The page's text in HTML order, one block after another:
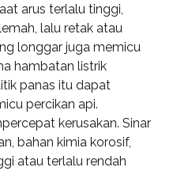
arus terlalu tinggi,
lalu retak atau
longgar juga memicu
hambatan listrik
panas itu dapat
percikan api.
kerusakan. Sinar
bahan kimia korosif,
atau terlalu rendah